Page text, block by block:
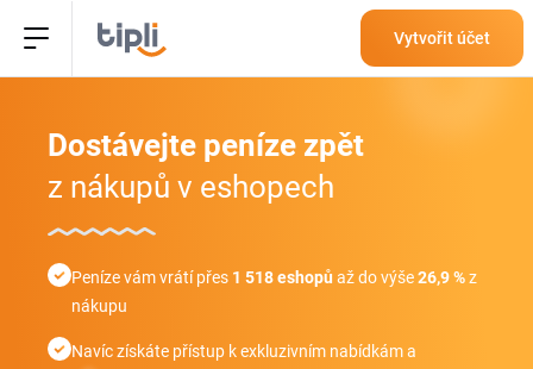
Vytvořit účet
Dostávejte peníze zpět
z nákupů v eshopech
Peníze vám vrátí přes 1 518 eshopů až do výše26,9 %z
nákupu
Navíc získáte přístup k exkluzivním nabídkám a